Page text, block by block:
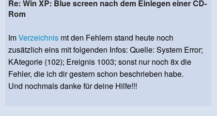
Re: Win XP: Blue screen nach dem Einlegen einer CD-
Rom
ImVerzeichnis mt den Fehlern stand heute noch
zusätzlich eins mit folgenden Infos: Quelle: System Error;
KAtegorie (102); Ereignis 1003; sonst nur noch 8x die
Fehler, die ich dir gestern schon beschrieben habe.
Und nochmals danke für deine Hilfe!!!